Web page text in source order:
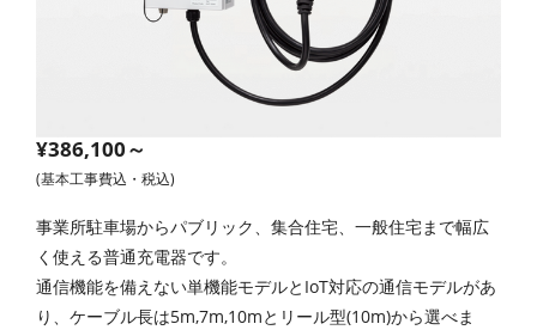
¥386,100～
(基本工事費込・税込)
事業所駐車場からパブリック、集合住宅、一般住宅まで幅広
く使える普通充電器です。
通信機能を備えない単機能モデルとIoT対応の通信モデルがあ
り、ケーブル長は5m,7m,10mとリール型(10m)から選べま